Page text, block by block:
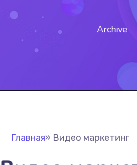
Archive
Главная» Видео маркетинг